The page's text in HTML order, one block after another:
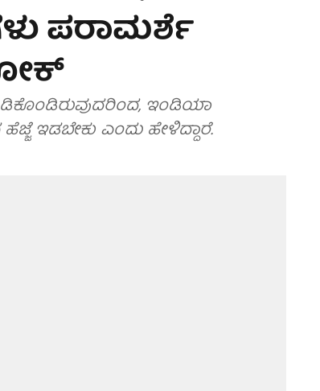
ಪರಾಮರ್ಶೆ
ಇಂಡಿಯಾ
ಇಡಬೇಕು ಎಂದು ಹೇಳಿದ್ದಾರೆ.